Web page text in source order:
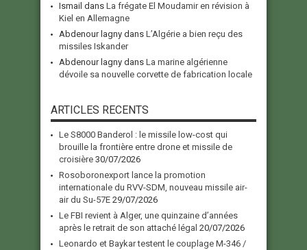
Ismail dans La frégate El Moudamir en révision à
Kiel en Allemagne
Abdenour lagny dans L’Algérie a bien reçu des
missiles Iskander
Abdenour lagny dans La marine algérienne
dévoile sa nouvelle corvette de fabrication locale
ARTICLES RECENTS
Le S8000 Banderol : le missile low-cost qui
brouille la frontière entre drone et missile de
croisière 30/07/2026
Rosoboronexport lance la promotion
internationale du RVV-SDM, nouveau missile air-
air du Su-57E 29/07/2026
Le FBI revient à Alger, une quinzaine d’années
après le retrait de son attaché légal 20/07/2026
Leonardo et Baykar testent le couplage M-346 /